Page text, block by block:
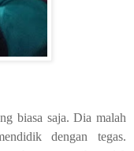
biasa saja. Dia malah
dengan tegas.